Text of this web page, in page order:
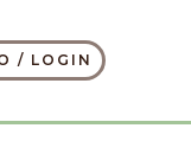
/ LOGIN